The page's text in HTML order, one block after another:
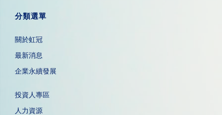
分類選單
關於虹冠
最新消息
企業永續發展
投資人專區
人力資源